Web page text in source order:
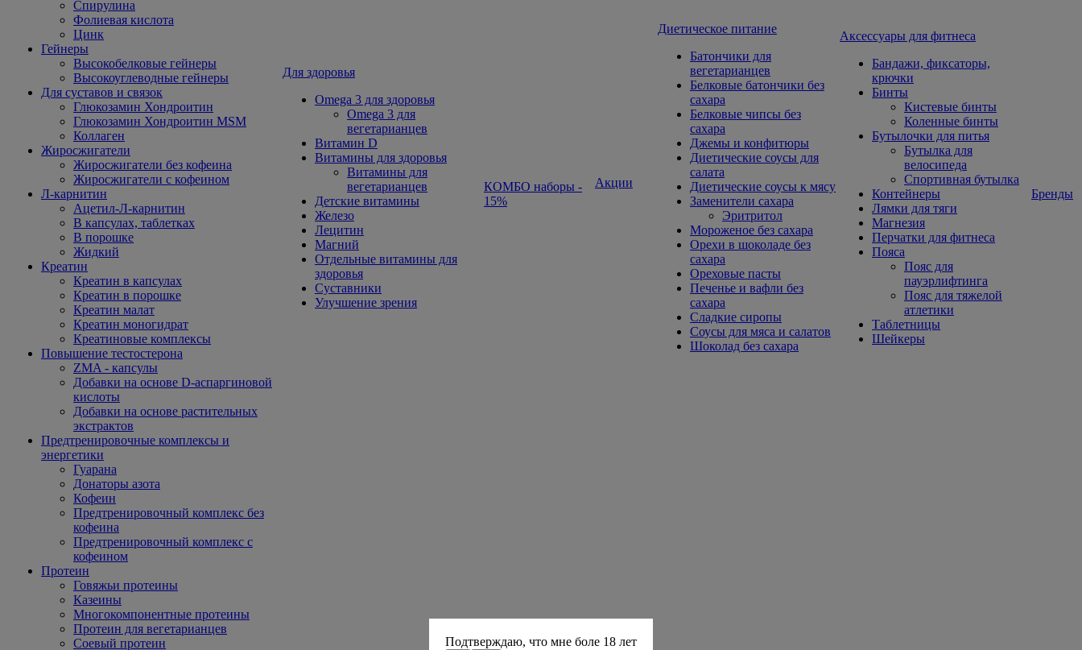
Спирулина
Фолиевая кислота
Цинк
Гейнеры
Высокобелковые гейнеры
Высокоуглеводные гейнеры
Для суставов и связок
Глюкозамин Хондроитин
Глюкозамин Хондроитин MSM
Коллаген
Жиросжигатели
Жиросжигатели без кофеина
Жиросжигатели с кофеином
Л-карнитин
Ацетил-Л-карнитин
В капсулах, таблетках
В порошке
Жидкий
Креатин
Креатин в капсулах
Креатин в порошке
Креатин малат
Креатин моногидрат
Креатиновые комплексы
Повышение тестостерона
ZMA - капсулы
Добавки на основе D-аспаргиновой
кислоты
Добавки на основе растительных
экстрактов
Предтренировочные комплексы и
энергетики
Гуарана
Донаторы азота
Кофеин
Предтренировочный комплекс без
кофеина
Предтренировочный комплекс с
кофеином
Протеин
Говяжьи протеины
Казеины
Многокомпонентные протеины
Протеин для вегетарианцев
Соевый протеин
Для здоровья
Omega 3 для здоровья
Omega 3 для
вегетарианцев
Витамин D
Витамины для здоровья
Витамины для
вегетарианцев
Детские витамины
Железо
Лецитин
Магний
Отдельные витамины для
здоровья
Суставники
Улучшение зрения
КОМБО наборы -
15%
Акции
Диетическое питание
Батончики для
вегетарианцев
Белковые батончики без
сахара
Белковые чипсы без
сахара
Джемы и конфитюры
Диетические соусы для
салата
Диетические соусы к мясу
Заменители сахара
Эритритол
Мороженое без сахара
Орехи в шоколаде без
сахара
Ореховые пасты
Печенье и вафли без
сахара
Сладкие сиропы
Соусы для мяса и салатов
Шоколад без сахара
Aксессуары для фитнеса
Бандажи, фиксаторы,
крючки
Бинты
Кистевые бинты
Коленные бинты
Бутылочки для питья
Бутылка для
велосипеда
Спортивная бутылка
Контейнеры
Лямки для тяги
Магнезия
Перчатки для фитнеса
Пояса
Пояс для
пауэрлифтинга
Пояс для тяжелой
атлетики
Таблетницы
Шейкеры
Бренды
Подтверждаю, что мне боле 18 лет